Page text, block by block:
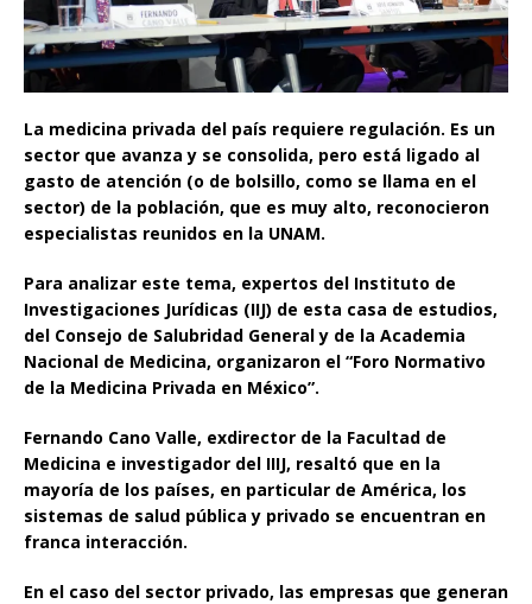
La medicina privada del país requiere regulación. Es un
sector que avanza y se consolida, pero está ligado al
gasto de atención (o de bolsillo, como se llama en el
sector) de la población, que es muy alto, reconocieron
especialistas reunidos en la UNAM.
Para analizar este tema, expertos del Instituto de
Investigaciones Jurídicas (IIJ) de esta casa de estudios,
del Consejo de Salubridad General y de la Academia
Nacional de Medicina, organizaron el “Foro Normativo
de la Medicina Privada en México”.
Fernando Cano Valle, exdirector de la Facultad de
Medicina e investigador del IIIJ, resaltó que en la
mayoría de los países, en particular de América, los
sistemas de salud pública y privado se encuentran en
franca interacción.
En el caso del sector privado, las empresas que generan